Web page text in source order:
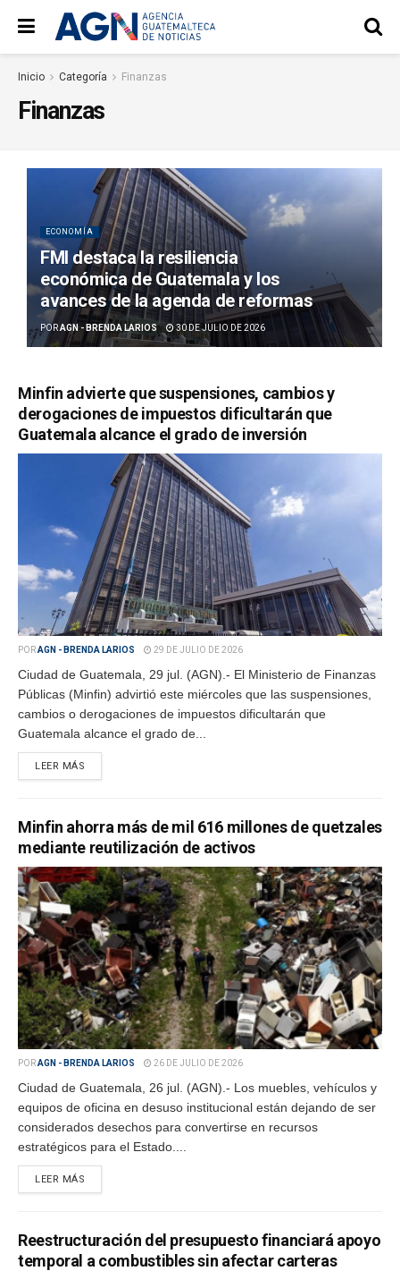
Inicio Categoría Finanzas
Finanzas
ECONOMÍA
FMI destaca la resiliencia
económica de Guatemala y los
avances de la agenda de reformas
PORAGN - BRENDA LARIOS 30 DE JULIO DE 2026
Minfin advierte que suspensiones, cambios y
derogaciones de impuestos dificultarán que
Guatemala alcance el grado de inversión
PORAGN - BRENDA LARIOS 29 DE JULIO DE 2026
Ciudad de Guatemala, 29 jul. (AGN).- El Ministerio de Finanzas
Públicas (Minfin) advirtió este miércoles que las suspensiones,
cambios o derogaciones de impuestos dificultarán que
Guatemala alcance el grado de...
LEER MÁS
Minfin ahorra más de mil 616 millones de quetzales
mediante reutilización de activos
PORAGN - BRENDA LARIOS 26 DE JULIO DE 2026
Ciudad de Guatemala, 26 jul. (AGN).- Los muebles, vehículos y
equipos de oficina en desuso institucional están dejando de ser
considerados desechos para convertirse en recursos
estratégicos para el Estado....
LEER MÁS
Reestructuración del presupuesto financiará apoyo
temporal a combustibles sin afectar carteras